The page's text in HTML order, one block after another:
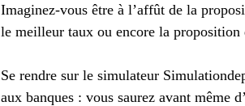
Imaginez-vous être à l’affût de la
le meilleur taux ou encore la proposition
Se rendre sur le simulateur
aux banques : vous saurez avant même